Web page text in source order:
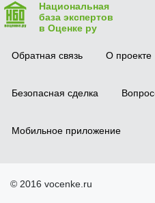
Национальная
база экспертов
в Оценке ру
Обратная связь О проекте
Безопасная сделка
Мобильное приложение
© 2016 vocenke.ru